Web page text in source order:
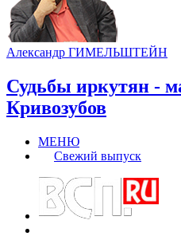
Александр ГИМЕЛЬШТЕЙН
Судьбы иркутян -
Кривозубов
МЕНЮ
Свежий выпуск